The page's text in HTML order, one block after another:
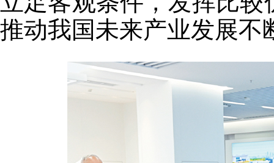
推动我国未来产业发展不